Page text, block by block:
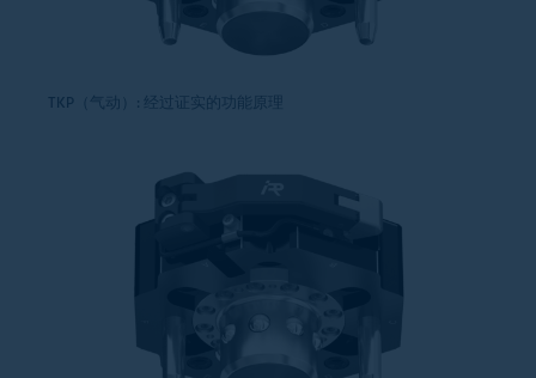
TKP（气动）: 经过证实的功能原理